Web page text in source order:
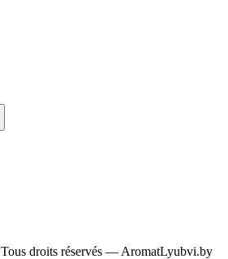
Tous droits réservés — AromatLyubvi.by